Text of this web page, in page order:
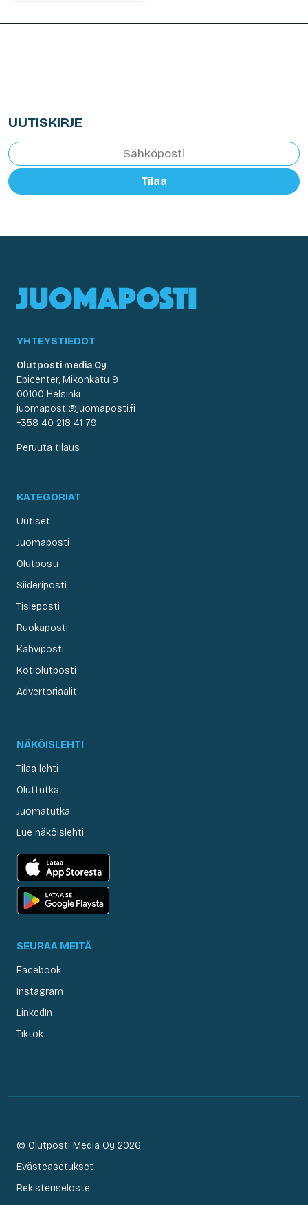
UUTISKIRJE
Tilaa
YHTEYSTIEDOT
Olutposti media Oy
Epicenter, Mikonkatu 9
00100 Helsinki
juomaposti@juomaposti.fi
+358 40 218 41 79
Peruuta tilaus
KATEGORIAT
Uutiset
Juomaposti
Olutposti
Siideriposti
Tisleposti
Ruokaposti
Kahviposti
Kotiolutposti
Advertoriaalit
NÄKÖISLEHTI
Tilaa lehti
Oluttutka
Juomatutka
Lue näköislehti
SEURAA MEITÄ
Facebook
Instagram
LinkedIn
Tiktok
© Olutposti Media Oy 2026
Evästeasetukset
Rekisteriseloste